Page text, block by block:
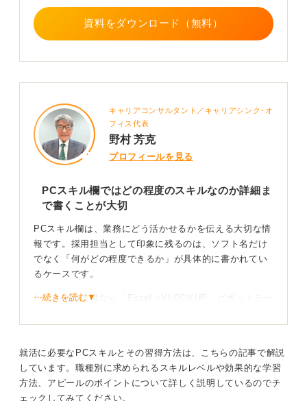
資料をダウンロード（無料）
キャリアコンサルタント／キャリアシンク･オ
フィス代表
野村 芳克
プロフィールを見る
PCスキル欄ではどの程度のスキルなのか詳細ま
で書くことが大切
PCスキル欄は、業務にどう活かせるかを伝える大切な情
報です。採用担当として印象に残るのは、ソフト名だけ
でなく「何がどの程度できるか」が具体的に書かれてい
るケースです。
たとえば営業職なら「Excel（VLOOKUP・ピボットテー
成）」、経理職なら「Excel（IF・SUM関数で経費管
内容と結びついた書き方が効果的です。
未経験でも、MOS Excel 取得（表やグラフの作成、基
本関数の活用）、ITパスポート学習中（IT基礎・セキュ
⋯続きを読む▼
就活に必要なPCスキルとその習得方法は、こちらの記事で解説
しています。職種別に求められるスキルレベルや効果的な学習
方法、アピールのポイントについて詳しく説明しているのでチ
ェックしてみてください。